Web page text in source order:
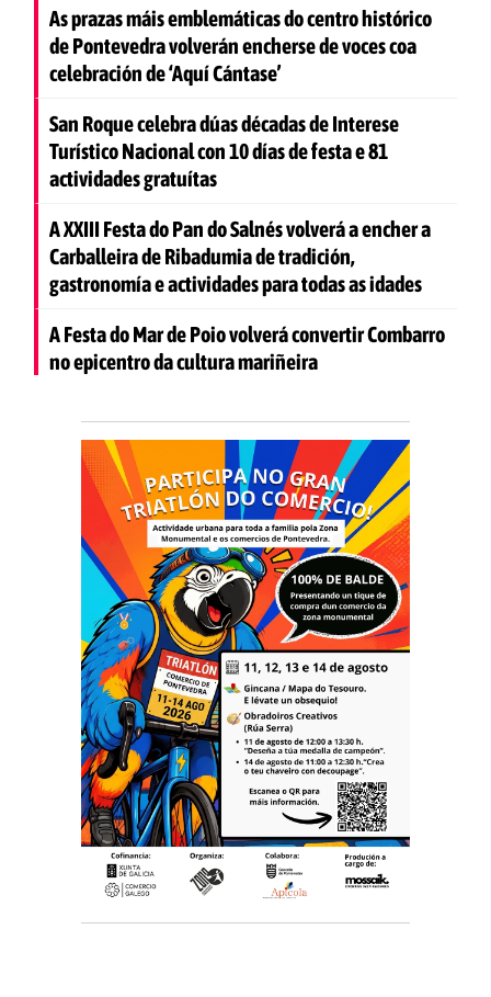
As prazas máis emblemáticas do centro histórico
de Pontevedra volverán encherse de voces coa
celebración de ‘Aquí Cántase’
San Roque celebra dúas décadas de Interese
Turístico Nacional con 10 días de festa e 81
actividades gratuítas
A XXIII Festa do Pan do Salnés volverá a encher a
Carballeira de Ribadumia de tradición,
gastronomía e actividades para todas as idades
A Festa do Mar de Poio volverá convertir Combarro
no epicentro da cultura mariñeira